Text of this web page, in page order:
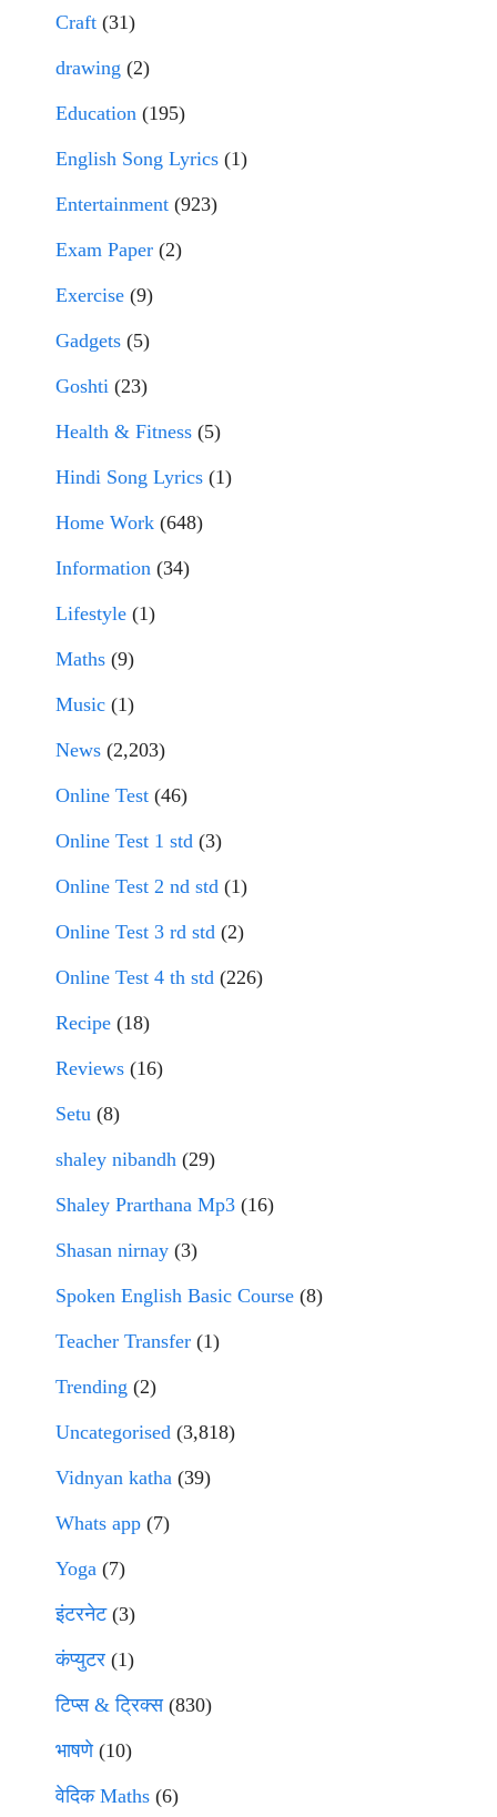
Craft (31)
drawing (2)
Education (195)
English Song Lyrics (1)
Entertainment (923)
Exam Paper (2)
Exercise (9)
Gadgets (5)
Goshti (23)
Health & Fitness (5)
Hindi Song Lyrics (1)
Home Work (648)
Information (34)
Lifestyle (1)
Maths (9)
Music (1)
News (2,203)
Online Test (46)
Online Test 1 std (3)
Online Test 2 nd std (1)
Online Test 3 rd std (2)
Online Test 4 th std (226)
Recipe (18)
Reviews (16)
Setu (8)
shaley nibandh (29)
Shaley Prarthana Mp3 (16)
Shasan nirnay (3)
Spoken English Basic Course (8)
Teacher Transfer (1)
Trending (2)
Uncategorised (3,818)
Vidnyan katha (39)
Whats app (7)
Yoga (7)
इंटरनेट(3)
कंप्युटर (1)
टिप्स & ट्रिक्स(830)
भाषणे(10)
वेदिक Maths (6)